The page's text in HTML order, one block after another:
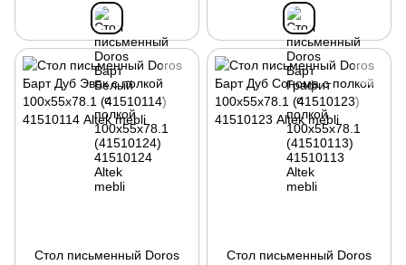
Стол письменный Doros
Стол письменный Doros